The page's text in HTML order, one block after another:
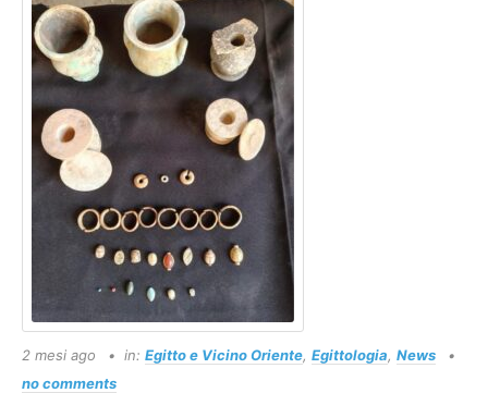
2 mesi ago in: Egitto e Vicino Oriente, Egittologia, News
no comments